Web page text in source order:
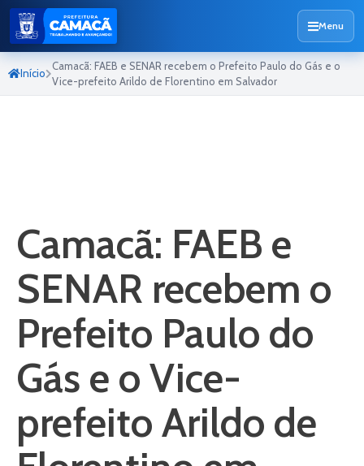
Menu
Início
Camacã: FAEB e SENAR recebem o Prefeito Paulo do Gás e o
Vice-prefeito Arildo de Florentino em Salvador
Camacã: FAEB e
SENAR recebem o
Prefeito Paulo do
Gás e o Vice-
prefeito Arildo de